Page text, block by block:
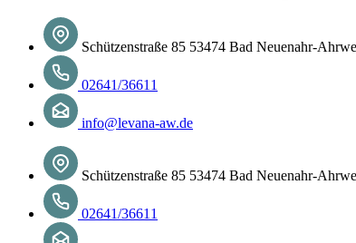
Schützenstraße 85 53474 Bad Neuenahr-
02641/36611
info@levana-aw.de
Schützenstraße 85 53474 Bad Neuenahr-
02641/36611